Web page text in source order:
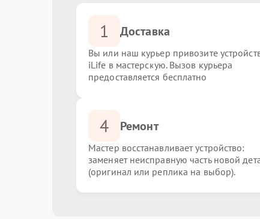
1 Доставка
Вы или наш курьер привозите
iLife в мастерскую. Вызов курьера
предоставляется бесплатно
4 Ремонт
Мастер восстанавливает устройство:
заменяет неисправную часть новой
(оригинал или реплика на выбор).